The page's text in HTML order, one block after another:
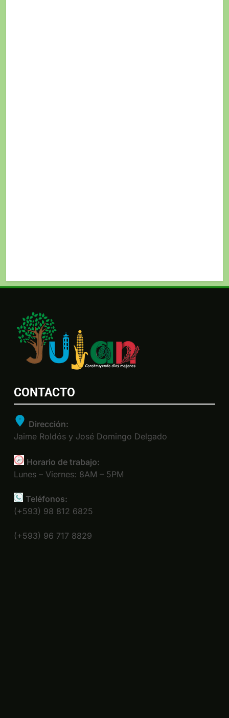
CONTACTO
Dirección:
Jaime Roldós y José Domingo Delgado
Horario de trabajo:
Lunes – Viernes: 8AM – 5PM
Teléfonos:
(+593) 98 812 6825
(+593) 96 717 8829